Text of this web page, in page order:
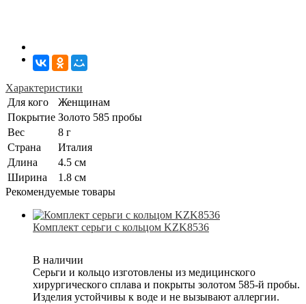
Характеристики
Для кого
Женщинам
Покрытие Золото 585 пробы
Вес
8 г
Страна
Италия
Длина
4.5 см
Ширина
1.8 см
Рекомендуемые товары
Комплект серьги с кольцом KZK8536
В наличии
Серьги и кольцо изготовлены из медицинского
хирургического сплава и покрыты золотом 585-й пробы.
Изделия устойчивы к воде и не вызывают аллергии.